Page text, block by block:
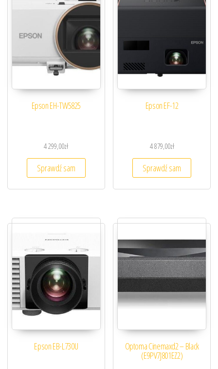
Epson EH-TW5825
4 299,00zł
Sprawdź sam
Epson EF-12
4 879,00zł
Sprawdź sam
Epson EB-L730U Optoma Cinemaxd2 – Black
(E9PV7J801EZ2)